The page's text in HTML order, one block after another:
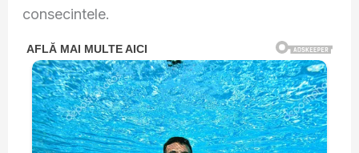
consecintele.